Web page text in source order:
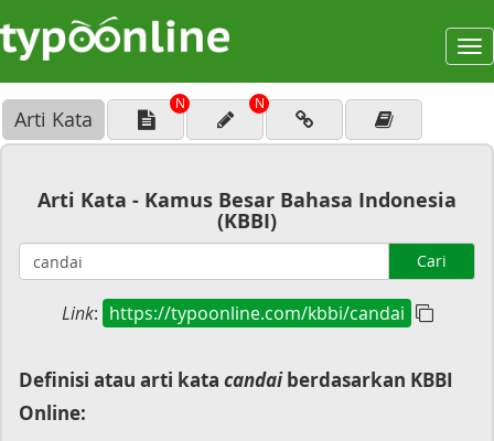
Arti Kata
N N
Arti Kata - Kamus Besar Bahasa Indonesia
(KBBI)
Cari
Link: https://typoonline.com/kbbi/candai
Definisi atau arti kata candaiberdasarkan KBBI
Online: